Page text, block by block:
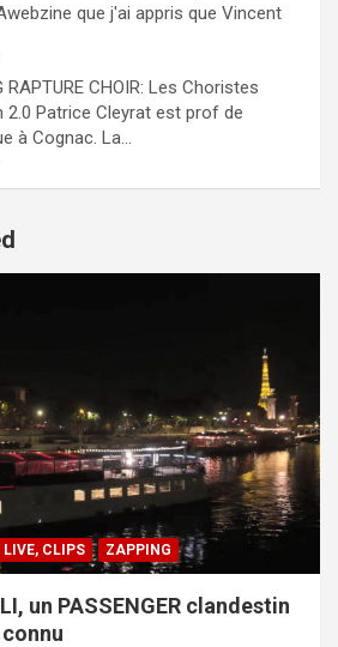
que j'ai appris que Vincent
RAPTURE CHOIR: Les Choristes
2.0 Patrice Cleyrat est prof de
à Cognac. La...
LIVE, CLIPS ZAPPING
un PASSENGER clandestin